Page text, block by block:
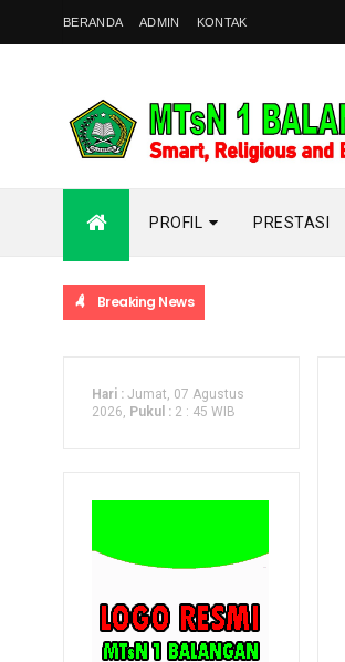
BERANDA ADMIN KONTAK
PROFIL PRESTASI
Breaking News
Hari : Jumat, 07 Agustus
2026, Pukul : 2 : 45 WIB